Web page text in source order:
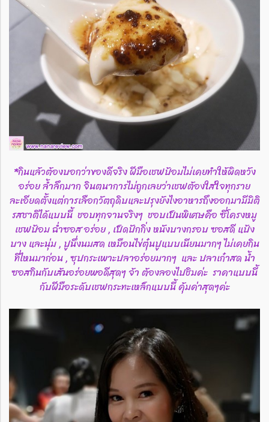
*กินแล้วต้องบอกว่าของดีจริง ฝีมือเชฟป้อมไม่เคยทำให้ผิดหวัง
อร่อย ล้ำลึกมาก จินตนาการไม่ถูกเลยว่าเชฟต้องใส่ใจทุกราย
ละเอียดตั้งแต่การเลือกวัตถุดิบและปรุงยังไงอาหารถึงออกมามีมิติ
รสชาติได้แบบนี้ ชอบทุกจานจริงๆ ชอบเป็นพิเศษคือ ซี่โครงหมู
เชฟป้อม ฉ่ำซอส อร่อย , เป็ดปักกิ่ง หนังบางกรอบ ซอสดี แป้ง
บาง และนุ่ม , ปูนึ่งนมสด เหมือนไข่ตุ๋นปูแบบเนียนมากๆ ไม่เคยกิน
ที่ไหนมาก่อน , ซุปกระเพาะปลาอร่อยมากๆ และ ปลาเก๋าสด น้ำ
ซอสกินกับเส้นอร่อยพอดีสุดๆ จ้า ต้องลองไปชิมค่ะ ราคาแบบนี้
กับฝีมือระดับเชฟกระทะเหล็กแบบนี้ คุ้มค่าสุดๆค่ะ